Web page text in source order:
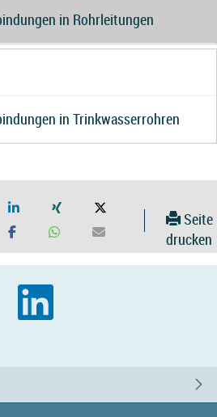
in Rohrleitungen
in Trinkwasserrohren
Seite
drucken